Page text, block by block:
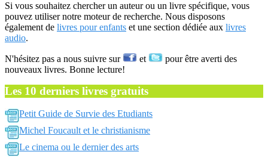
Si vous souhaitez chercher un auteur ou un livre spécifique, vous
pouvez utiliser notre moteur de recherche. Nous disposons
également de livres pour enfants et une section dédiée aux livres
audio.
N'hésitez pas a nous suivre sur et
pour être averti des
nouveaux livres. Bonne lecture!
Les 10 derniers livres gratuits
Petit Guide de Survie des Etudiants
Michel Foucault et le christianisme
Le cinema ou le dernier des arts